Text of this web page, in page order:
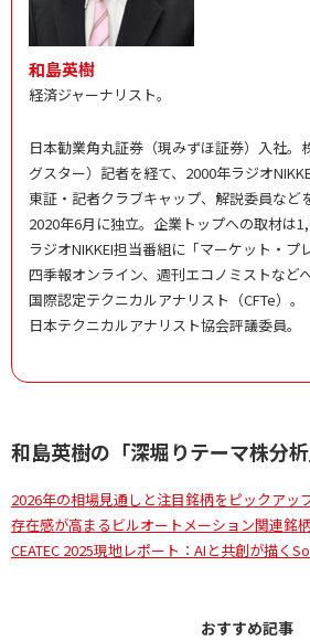
和島英樹
経済ジャーナリスト。
日本勧業角丸証券（現みずほ証券）入社。
グスター）記者を経て、2000年ラジオ
東証・記者クラブキャップ、解説委員など
2020年6月に独立。企業トップへの取材は
ラジオNIKKEI担当番組に「マーケット・プ
四季報オンライン、週刊エコノミストなど
国際認定テクニカルアナリスト（CFTe）。
日本テクニカルアナリスト協会評議委員。
和島英樹の「深堀りテーマ株分析
2026年の相場見通しと注目銘柄をピックアッ
存在感が高まるビルオートメーション関連銘
CEATEC 2025現地レポート：AIと共創が描く
おすすめ記事